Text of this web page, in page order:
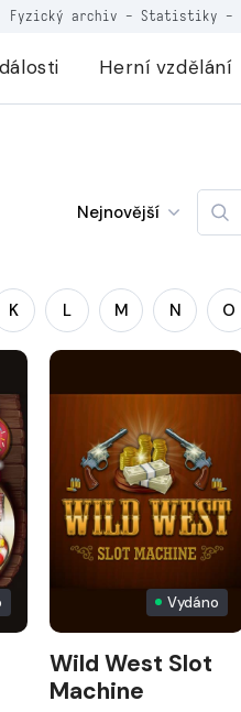
Fyzický archiv - Statistiky -
Herní vzdělání
Nejnovější
K L M N O
Vydáno
Wild West Slot
Machine